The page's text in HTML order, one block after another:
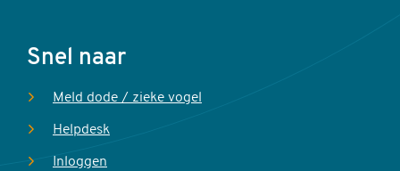
Voet
Snel naar
Meld dode / zieke vogel
Helpdesk
Inloggen